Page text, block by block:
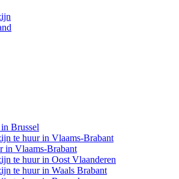
Brussel
te huur in Vlaams-Brabant
in Vlaams-Brabant
te huur in Oost Vlaanderen
te huur in Waals Brabant